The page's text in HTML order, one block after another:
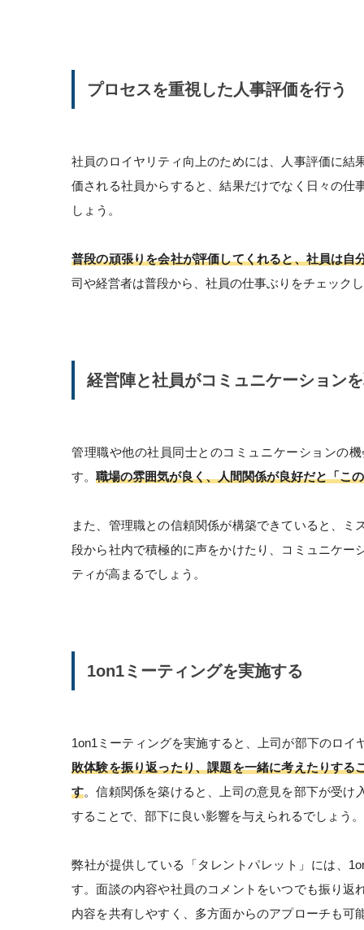
プロセスを重視した人事評価を行う
社員のロイヤリティ向上のためには、人事評価に
価される社員からすると、結果だけでなく日々の
しょう。
普段の頑張りを会社が評価してくれると、社員は
司や経営者は普段から、社員の仕事ぶりをチェック
経営陣と社員がコミュニケーション
管理職や他の社員同士とのコミュニケーションの
す。 職場の雰囲気が良く、人間関係が良好だと「こ
また、管理職との信頼関係が構築できていると、
段から社内で積極的に声をかけたり、コミュニケ
ティが高まるでしょう。
1on1ミーティングを実施する
1on1ミーティングを実施すると、上司が部下のロイ
敗体験を振り返ったり、課題を一緒に考えたりす
す。信頼関係を築けると、上司の意見を部下が受
することで、部下に良い影響を与えられるでしょう。
弊社が提供している「タレントパレット」には、
す。面談の内容や社員のコメントをいつでも振り
内容を共有しやすく、多方面からのアプローチも